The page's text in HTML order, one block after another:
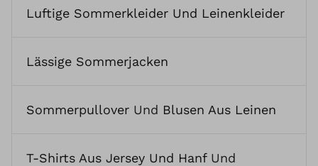
Luftige Sommerkleider Und Leinenkleider
Lässige Sommerjacken
Sommerpullover Und Blusen Aus Leinen
T-Shirts Aus Jersey Und HanfUnd